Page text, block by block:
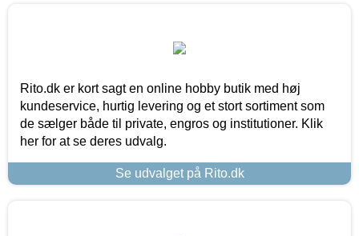
Rito.dk er kort sagt en online hobby butik med høj
kundeservice, hurtig levering og et stort sortiment som
de sælger både til private, engros og institutioner. Klik
her for at se deres udvalg.
Se udvalget på Rito.dk